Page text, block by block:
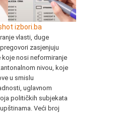
izbori.ba
vlasti, duge
zasjenjuju
nosi neformiranje
nivou, koje
u smislu
uglavnom
političkih subjekata
Veći broj